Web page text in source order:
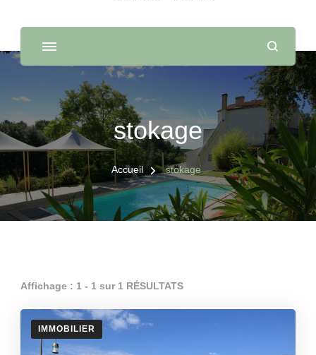
stokage
Accueil stokage
Affichage : 1 - 1 sur 1 RÉSULTATS
IMMOBILIER